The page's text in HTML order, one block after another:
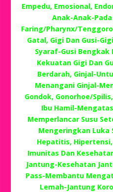
Empedu, Emosional,
Anak-Anak-
Faring/Pharynx/
Gatal, Gigi Dan Gusi-
Syaraf-Gusi Bengkak
Kekuatan Gigi Dan
Berdarah, Ginjal-
Menangani Ginjal-
Gondok, Gonorhoe/
Ibu Hamil-
Memperlancar Susu
Mengeringkan Luka
Hepatitis,
Imunitas Dan
Jantung-Kesehatan
Pass-Membantu
Lemah-Jantung